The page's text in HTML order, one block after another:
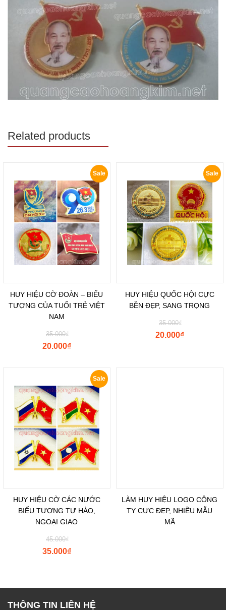
Related products
Sale
HUY HIỆU CỜ ĐOÀN – BIỂU
TƯỢNG CỦA TUỔI TRẺ VIỆT
NAM
₫
35.000
₫
20.000
Sale
HUY HIỆU QUỐC HỘI CỰC
BỀN ĐẸP, SANG TRỌNG
₫
35.000
₫
20.000
Sale
HUY HIỆU CỜ CÁC NƯỚC
BIỂU TƯỢNG TỰ HÀO,
NGOẠI GIAO
₫
45.000
₫
35.000
LÀM HUY HIỆU LOGO CÔNG
TY CỰC ĐẸP, NHIỀU MẪU
MÃ
THÔNG TIN LIÊN HỆ